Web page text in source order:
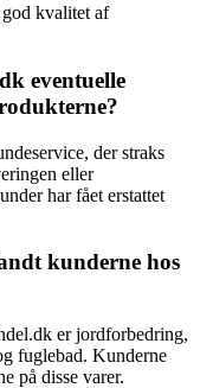
kvalitet af
eventuelle
der straks
eller
har fået erstattet
kunderne hos
er jordforbedring,
fuglebad. Kunderne
på disse varer.